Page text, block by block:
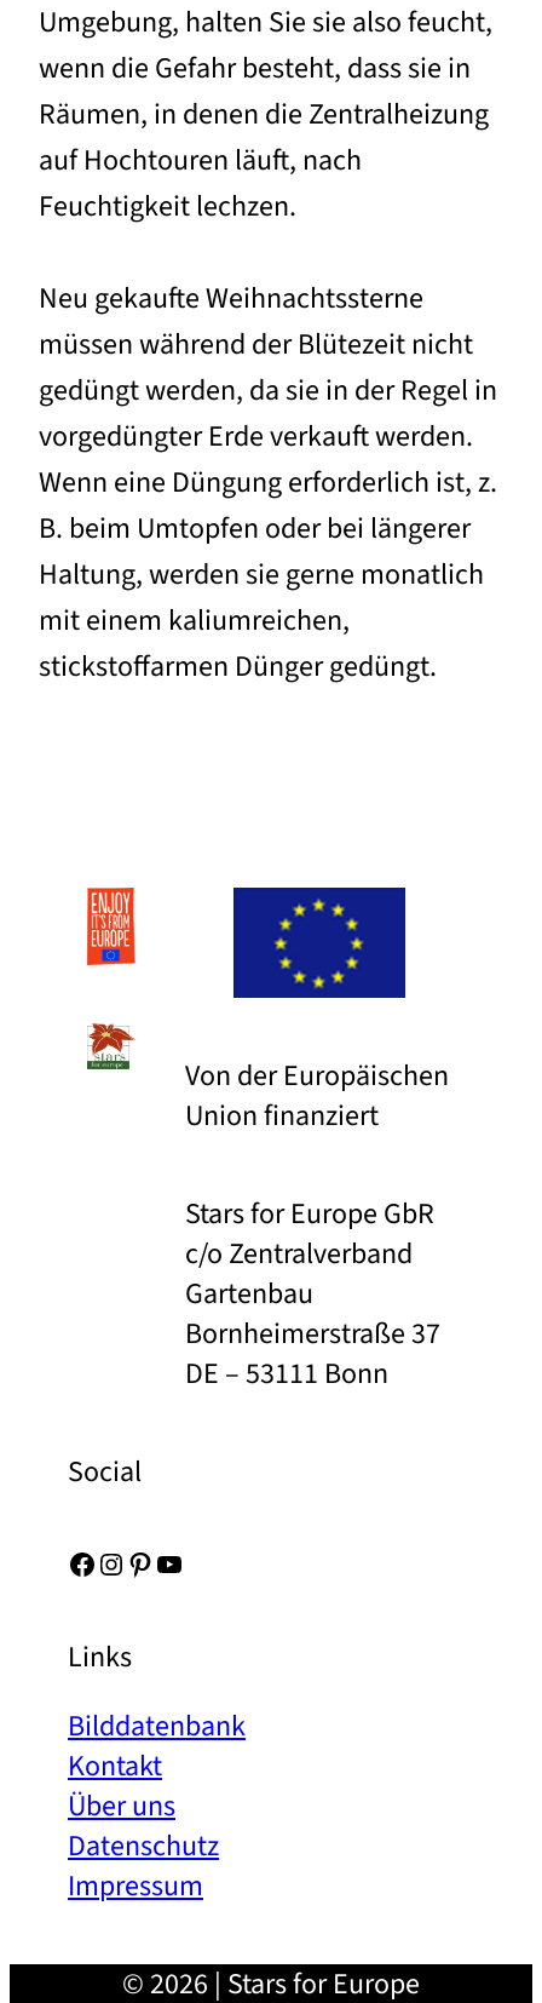
Umgebung, halten Sie sie also feucht,
wenn die Gefahr besteht, dass sie in
Räumen, in denen die Zentralheizung
auf Hochtouren läuft, nach
Feuchtigkeit lechzen.
Neu gekaufte Weihnachtssterne
müssen während der Blütezeit nicht
gedüngt werden, da sie in der Regel in
vorgedüngter Erde verkauft werden.
Wenn eine Düngung erforderlich ist, z.
B. beim Umtopfen oder bei längerer
Haltung, werden sie gerne monatlich
mit einem kaliumreichen,
stickstoffarmen Dünger gedüngt.
Von der Europäischen
Union finanziert
Stars for Europe GbR
c/o Zentralverband
Gartenbau
Bornheimerstraße 37
DE – 53111 Bonn
Social
Facebook Instagram Pinterest YouTube
Links
Bilddatenbank
Kontakt
Über uns
Datenschutz
Impressum
© 2026 | Stars for Europe